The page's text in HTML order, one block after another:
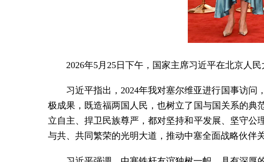
2026年5月25日下午，国家主席习近平在北京人
习近平指出，2024年我对塞尔维亚进行国事访
极成果，既造福两国人民，也树立了国与国关系的典
立自主、捍卫民族尊严，都对坚持和平发展、坚守
与共、共同繁荣的光明大道，推动中塞全面战略伙伴